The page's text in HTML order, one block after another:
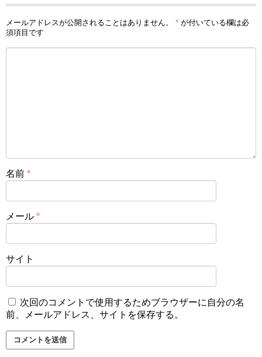
メールアドレスが公開されることはありません。 * が付いている欄は必
須項目です
名前 *
メール *
サイト
次回のコメントで使用するためブラウザーに自分の名
前、メールアドレス、サイトを保存する。